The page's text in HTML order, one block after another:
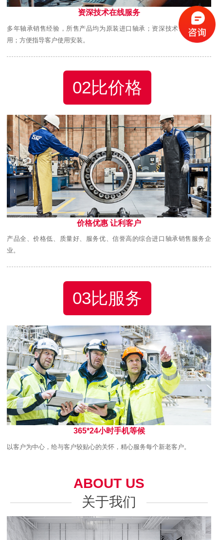
资深技术在线服务
多年轴承销售经验，所售产品均为原装进口轴承；资深技术全程跟踪使
用；方便指导客户使用安装。
02比价格
价格优惠 让利客户
产品全、价格低、质量好、服务优、信誉高的综合进口轴承销售服务企
业。
03比服务
365*24小时手机等候
以客户为中心，给与客户较贴心的关怀，精心服务每个新老客户。
ABOUT US
关于我们